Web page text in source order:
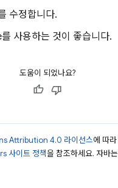
수정합니다.
사용하는 것이 좋습니다.
도움이 되었나요?
Attribution 4.0 라이선스에 따
사이트 정책을 참조하세요. 자바